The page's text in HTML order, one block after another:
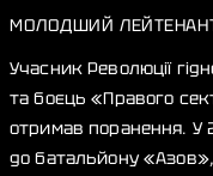
МОЛОДШИЙ
Учасник Революції
та боєць «Правого
отримав поранення. У
до батальйону